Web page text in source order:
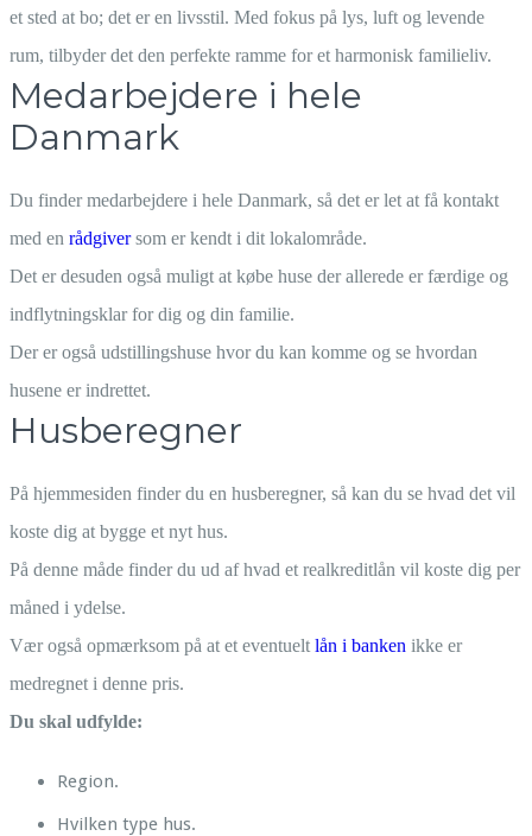
et sted at bo; det er en livsstil. Med fokus på lys, luft og levende
rum, tilbyder det den perfekte ramme for et harmonisk familieliv.
Medarbejdere i hele
Danmark
Du finder medarbejdere i hele Danmark, så det er let at få kontakt
med en rådgiversom er kendt i dit lokalområde.
Det er desuden også muligt at købe huse der allerede er færdige og
indflytningsklar for dig og din familie.
Der er også udstillingshuse hvor du kan komme og se hvordan
husene er indrettet.
Husberegner
På hjemmesiden finder du en husberegner, så kan du se hvad det vil
koste dig at bygge et nyt hus.
På denne måde finder du ud af hvad et realkreditlån vil koste dig per
måned i ydelse.
Vær også opmærksom på at et eventuelt lån i banken ikke er
medregnet i denne pris.
Du skal udfylde:
Region.
Hvilken type hus.